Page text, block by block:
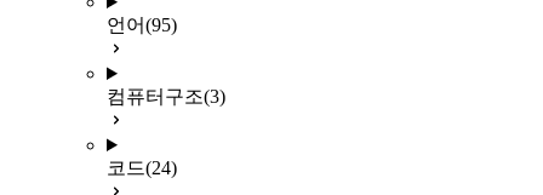
언어(95)
컴퓨터구조(3)
코드(24)